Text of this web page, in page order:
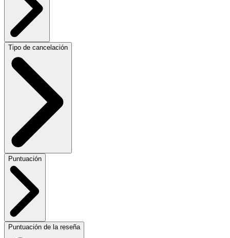
Tipo de cancelación
Puntuación
Puntuación de la reseña